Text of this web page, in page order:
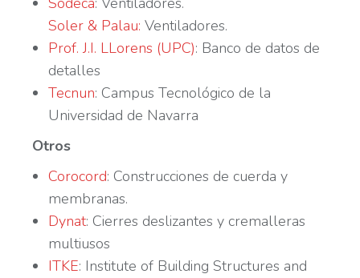
Soler & Palau: Ventiladores.
Prof. J.I. LLorens (UPC): Banco de datos de
detalles
Tecnun: Campus Tecnológico de la
Universidad de Navarra
Otros
Corocord: Construcciones de cuerda y
membranas.
Dynat: Cierres deslizantes y cremalleras
multiusos
ITKE: Institute of Building Structures and